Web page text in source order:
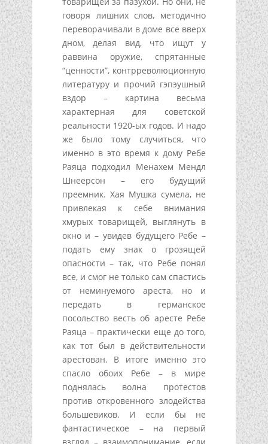
говоря лишних слов, методично
переворачивали в доме все вверх
дном, делая вид, что ищут у
раввина оружие, спрятанные
“ценности”, контрреволюционную
литературу и прочий гэпэушный
вздор – картина весьма
характерная для советской
реальности 1920-ых годов. И надо
же было тому случиться, что
именно в это время к дому Ребе
Раяца подходил Менахем Мендл
Шнеерсон – его будущий
преемник. Хая Мушка сумела, не
привлекая к себе внимания
хмурых товарищей, выглянуть в
окно и – увидев будущего Ребе –
подать ему знак о грозящей
опасности – так, что Ребе понял
все, и смог не только сам спастись
от неминуемого ареста, но и
передать в германское
посольство весть об аресте Ребе
Раяца – практически еще до того,
как тот был в действительности
арестован. В итоге именно это
спасло обоих Ребе – в мире
поднялась волна протестов
против откровенного злодейства
большевиков. И если бы не
фантастическое – на первый